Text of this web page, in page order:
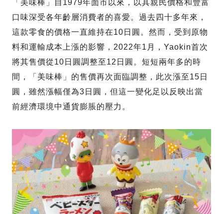
「美味棒」自1979年面市以來，以其親民價格和豐富
口味深受各年齡層消費者的喜愛。過去四十多年來，
這款零食的價格一直維持在10日圓。然而，受到原物
料和運輸成本上漲的影響，2022年1月，Yaokin首次
將其售價從10日圓調整至12日圓。短短兩年多的時
間，「美味棒」的售價再次面臨調整，此次漲至15日
圓，雖然漲幅僅為3日圓，但這一變化足以反映出當
前經濟環境中通貨膨脹的壓力。